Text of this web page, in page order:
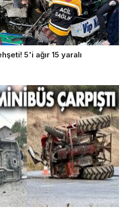
5'i ağır 15 yaralı